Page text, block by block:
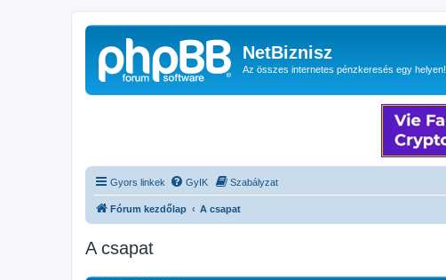
NetBiznisz
Az összes internetes pénzkeresés egy helyen!
Gyors linkek GyIK Szabályzat
Fórum kezdőlap A csapat
A csapat